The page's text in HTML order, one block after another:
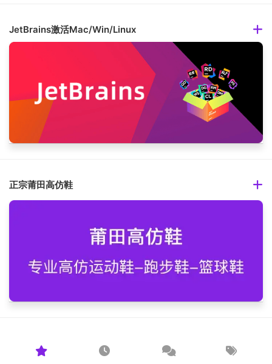
JetBrains激活Mac/Win/Linux
正宗莆田高仿鞋